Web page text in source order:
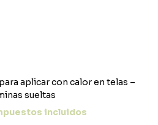
aplicar con calor en telas –
sueltas
incluidos